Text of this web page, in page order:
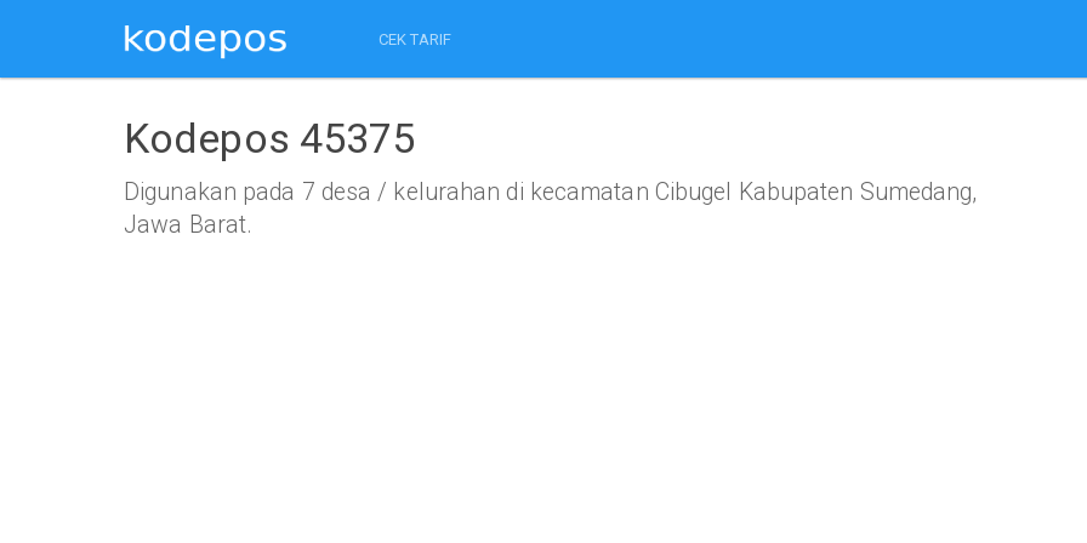
CEK TARIF
Kodepos 45375
Digunakan pada 7 desa / kelurahan di kecamatan Cibugel Kabupaten Sumedang,
Jawa Barat.